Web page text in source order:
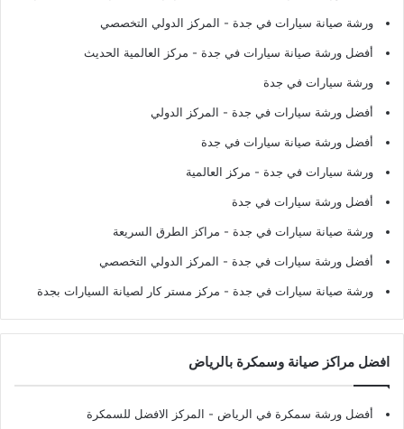
ورشة صيانة سيارات في جدة - المركز الدولي التخصصي
أفضل ورشة صيانة سيارات في جدة - مركز العالمية الحديث
ورشة سيارات في جدة
أفضل ورشة سيارات في جدة - المركز الدولي
أفضل ورشة صيانة سيارات في جدة
ورشة سيارات في جدة - مركز العالمية
أفضل ورشة سيارات في جدة
ورشة صيانة سيارات في جدة - مراكز الطرق السريعة
أفضل ورشة سيارات في جدة - المركز الدولي التخصصي
ورشة صيانة سيارات في جدة - مركز مستر كار لصيانة السيارات بجدة
افضل مراكز صيانة وسمكرة بالرياض
أفضل ورشة سمكرة في الرياض - المركز الافضل للسمكرة